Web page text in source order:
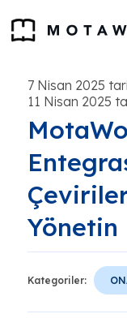
7 Nisan 2025
11 Nisan 2025
Yönetin
Kategoriler: